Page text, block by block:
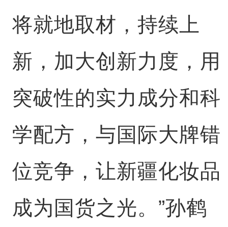
将就地取材，持续上
新，加大创新力度，用
突破性的实力成分和科
学配方，与国际大牌错
位竞争，让新疆化妆品
成为国货之光。”孙鹤